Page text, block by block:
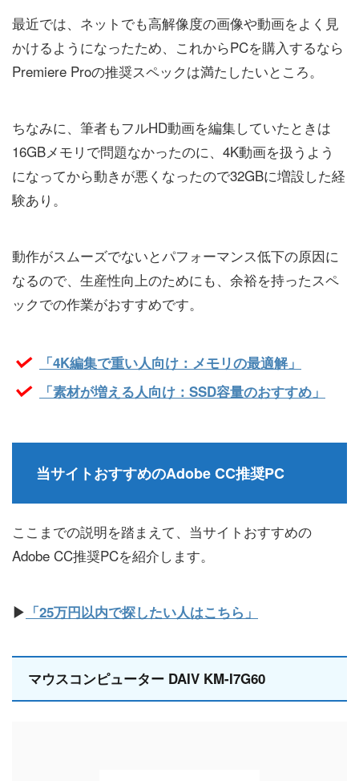
最近では、ネットでも高解像度の画像や動画をよく見
かけるようになったため、これからPCを購入するなら
Premiere Proの推奨スペックは満たしたいところ。
ちなみに、筆者もフルHD動画を編集していたときは
16GBメモリで問題なかったのに、4K動画を扱うよう
になってから動きが悪くなったので32GBに増設した経
験あり。
動作がスムーズでないとパフォーマンス低下の原因に
なるので、生産性向上のためにも、余裕を持ったスペ
ックでの作業がおすすめです。
「4K編集で重い人向け：メモリの最適解」
「素材が増える人向け：SSD容量のおすすめ」
当サイトおすすめのAdobe CC推奨PC
ここまでの説明を踏まえて、当サイトおすすめの
Adobe CC推奨PCを紹介します。
▶ 「25万円以内で探したい人はこちら」
マウスコンピューター DAIV KM-I7G60